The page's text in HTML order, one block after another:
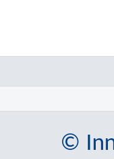
©